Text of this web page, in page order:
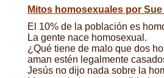
Mitos homosexuales por
El 10% de la población es
La gente nace homosexual.
¿Qué tiene de malo que dos
aman estén legalmente
Jesús no dijo nada sobre la